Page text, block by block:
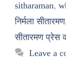
sitharaman,
निर्मला सीतारमण
सीतारमण प्रेस
Leave a